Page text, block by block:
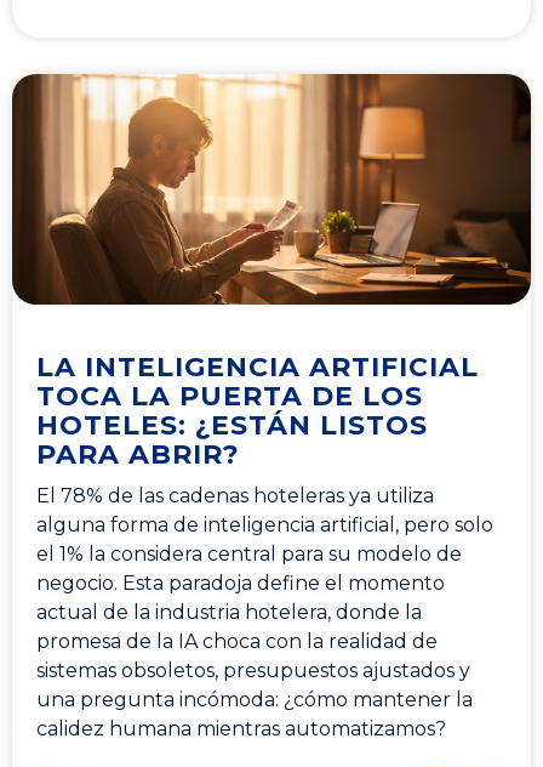
LA INTELIGENCIA ARTIFICIAL
TOCA LA PUERTA DE LOS
HOTELES: ¿ESTÁN LISTOS
PARA ABRIR?
El 78% de las cadenas hoteleras ya utiliza
alguna forma de inteligencia artificial, pero solo
el 1% la considera central para su modelo de
negocio. Esta paradoja define el momento
actual de la industria hotelera, donde la
promesa de la IA choca con la realidad de
sistemas obsoletos, presupuestos ajustados y
una pregunta incómoda: ¿cómo mantener la
calidez humana mientras automatizamos?